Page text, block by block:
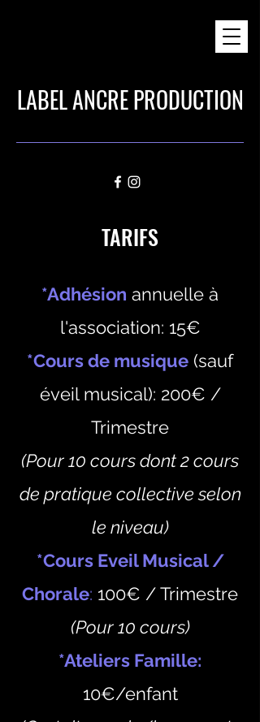
LABEL ANCRE PRODUCTION
TARIFS
*Adhésion annuelle à
l'association: 15€
*Cours de musique (sauf
éveil musical): 200€ /
Trimestre
(Pour 10 cours dont 2 cours
de pratique collective selon
le niveau)
*Cours Eveil Musical /
Chorale: 100€ / Trimestre
(Pour 10 cours)
*Ateliers Famille:
10€/enfant